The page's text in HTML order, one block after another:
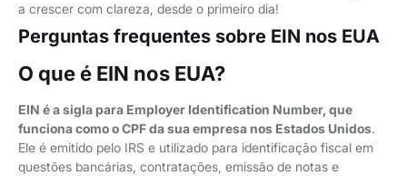
a crescer com clareza, desde o primeiro dia!
Perguntas frequentes sobre EIN nos EUA
O que é EIN nos EUA?
EIN é a sigla para Employer Identification Number, que
funciona como o CPF da sua empresa nos Estados Unidos.
Ele é emitido pelo IRS e utilizado para identificação fiscal em
questões bancárias, contratações, emissão de notas e